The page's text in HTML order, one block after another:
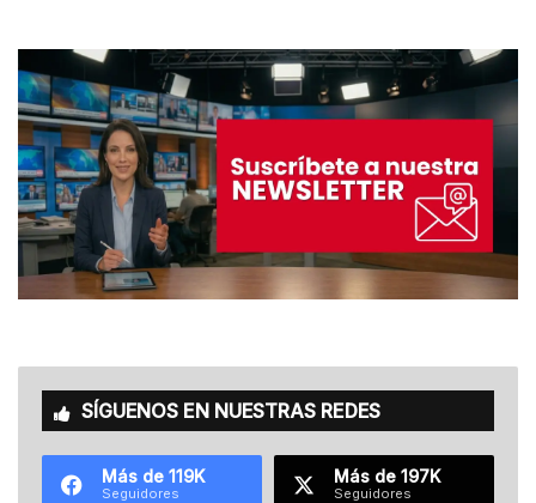
SÍGUENOS EN NUESTRAS REDES
Más de 119K
Seguidores
Más de 197K
Seguidores